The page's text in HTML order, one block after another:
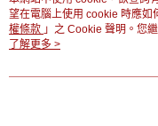
熱門標籤
望在電腦上使用 cookie 時應如
權條款 」之 Cookie 聲明。您
用條款之 Cookie 聲明使用
了解更多 >